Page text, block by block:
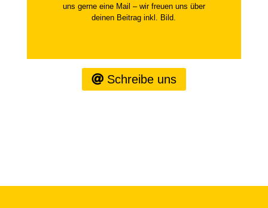
uns gerne eine Mail – wir freuen uns über
deinen Beitrag inkl. Bild.
Schreibe uns